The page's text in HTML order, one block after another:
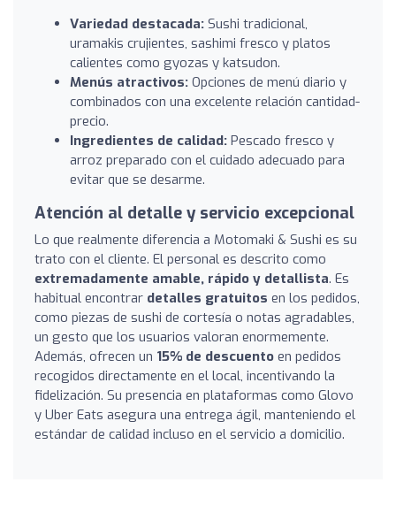
Variedad destacada: Sushi tradicional,
uramakis crujientes, sashimi fresco y platos
calientes como gyozas y katsudon.
Menús atractivos: Opciones de menú diario y
combinados con una excelente relación cantidad-
precio.
Ingredientes de calidad: Pescado fresco y
arroz preparado con el cuidado adecuado para
evitar que se desarme.
Atención al detalle y servicio excepcional
Lo que realmente diferencia a Motomaki & Sushi es su
trato con el cliente. El personal es descrito como
extremadamente amable, rápido y detallista. Es
habitual encontrar detalles gratuitos en los pedidos,
como piezas de sushi de cortesía o notas agradables,
un gesto que los usuarios valoran enormemente.
Además, ofrecen un 15% de descuento en pedidos
recogidos directamente en el local, incentivando la
fidelización. Su presencia en plataformas como Glovo
y Uber Eats asegura una entrega ágil, manteniendo el
estándar de calidad incluso en el servicio a domicilio.